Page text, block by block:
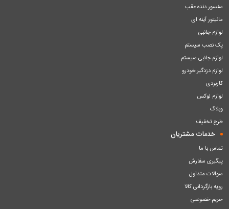
سنسور دنده عقب
مانیتور آینه ای
لوازم جانبی
پک نصب سیستم
لوازم جانبی سیستم
لوازم دزدگیر خودرو
کاربردی
لوازم لوکس
وبلاگ
طرح تخفیف
خدمات مشتریان
تماس با ما
پیگیری سفارش
سوالات متداول
رویه بازگردانی کالا
حریم خصوصی